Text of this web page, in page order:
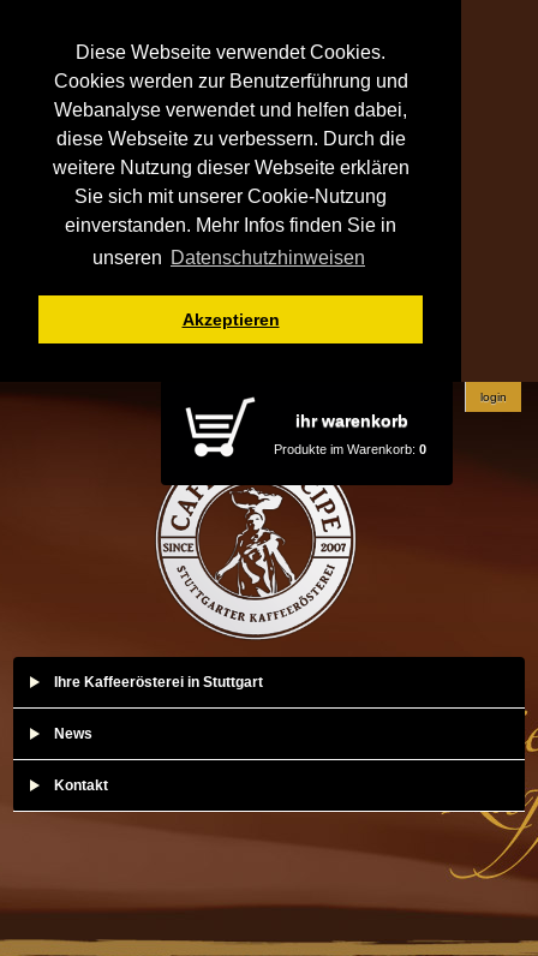
Diese Webseite verwendet Cookies.
Cookies werden zur Benutzerführung und
Webanalyse verwendet und helfen dabei,
diese Webseite zu verbessern. Durch die
weitere Nutzung dieser Webseite erklären
Sie sich mit unserer Cookie-Nutzung
einverstanden. Mehr Infos finden Sie in
unseren Datenschutzhinweisen
Akzeptieren
ihr warenkorb
Produkte im Warenkorb: 0
login
Ihre Kaffeerösterei in Stuttgart
News
Kontakt